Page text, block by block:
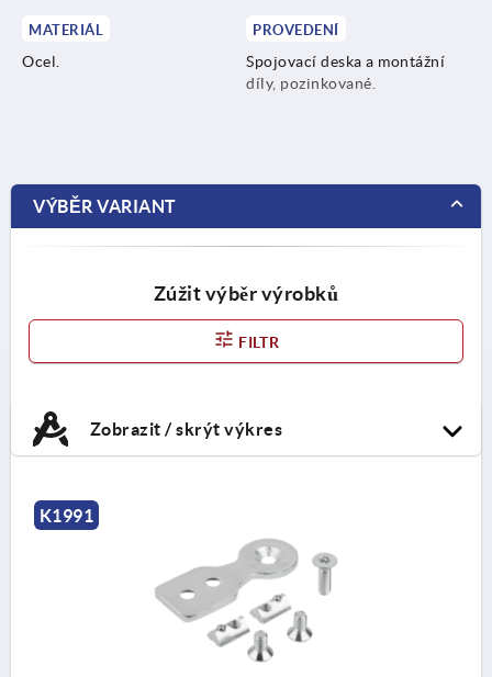
MATERIÁL
Ocel.
PROVEDENÍ
Spojovací deska a montážní
díly, pozinkované.
VÝBĚR VARIANT
Zúžit výběr výrobků
FILTR
Zobrazit / skrýt výkres
K1991